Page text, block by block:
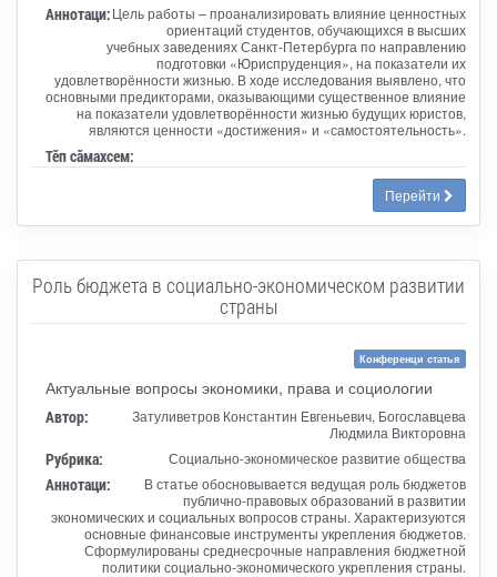
Аннотаци:Цель работы – проанализировать влияние ценностных
ориентаций студентов, обучающихся в высших
учебных заведениях Санкт-Петербурга по направлению
подготовки «Юриспруденция», на показатели их
удовлетворённости жизнью. В ходе исследования выявлено, что
основными предикторами, оказывающими существенное влияние
на показатели удовлетворённости жизнью будущих юристов,
являются ценности «достижения» и «самостоятельность».
Тӗп сӑмахсем:
Перейти
Роль бюджета в социально-экономическом развитии
страны
Конференци статья
Актуальные вопросы экономики, права и социологии
Автор:
Затуливетров Константин Евгеньевич, Богославцева
Людмила Викторовна
Рубрика: Социально-экономическое развитие общества
Аннотаци:
В статье обосновывается ведущая роль бюджетов
публично-правовых образований в развитии
экономических и социальных вопросов страны. Характеризуются
основные финансовые инструменты укрепления бюджетов.
Сформулированы среднесрочные направления бюджетной
политики социально-экономического укрепления страны.